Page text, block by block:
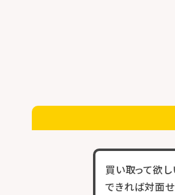
買い取って欲
できれば対面せ